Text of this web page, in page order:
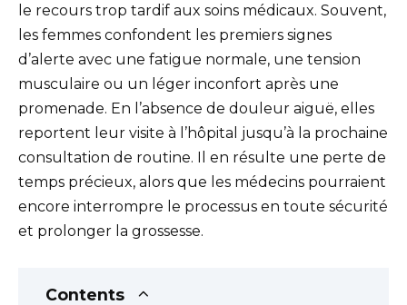
le recours trop tardif aux soins médicaux. Souvent,
les femmes confondent les premiers signes
d’alerte avec une fatigue normale, une tension
musculaire ou un léger inconfort après une
promenade. En l’absence de douleur aiguë, elles
reportent leur visite à l’hôpital jusqu’à la prochaine
consultation de routine. Il en résulte une perte de
temps précieux, alors que les médecins pourraient
encore interrompre le processus en toute sécurité
et prolonger la grossesse.
Contents